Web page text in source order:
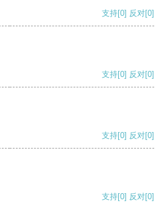
支持[0] 反对[0]
支持[0] 反对[0]
支持[0] 反对[0]
支持[0] 反对[0]